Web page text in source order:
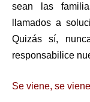
sean las
llamados a
Quizás sí,
responsabilice
Se viene, se